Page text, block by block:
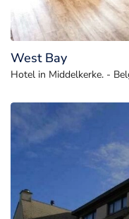
West Bay
Hotel in Middelkerke. -